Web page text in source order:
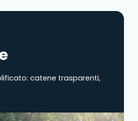
catene trasparenti,